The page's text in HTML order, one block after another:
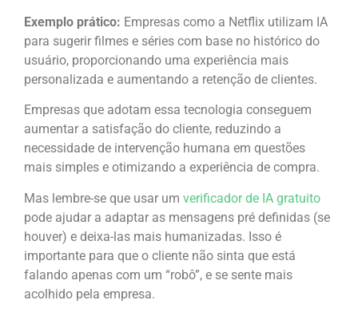
Exemplo prático: Empresas como a Netflix utilizam IA
para sugerir filmes e séries com base no histórico do
usuário, proporcionando uma experiência mais
personalizada e aumentando a retenção de clientes.
Empresas que adotam essa tecnologia conseguem
aumentar a satisfação do cliente, reduzindo a
necessidade de intervenção humana em questões
mais simples e otimizando a experiência de compra.
Mas lembre-se que usar um verificador de IA gratuito
pode ajudar a adaptar as mensagens pré definidas (se
houver) e deixa-las mais humanizadas. Isso é
importante para que o cliente não sinta que está
falando apenas com um “robô”, e se sente mais
acolhido pela empresa.